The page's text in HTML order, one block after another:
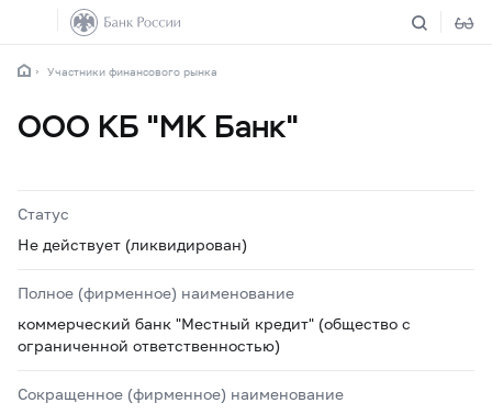
Участники финансового рынка
ООО КБ "МК Банк"
Статус
Не действует (ликвидирован)
Полное (фирменное) наименование
коммерческий банк "Местный кредит" (общество с
ограниченной ответственностью)
Сокращенное (фирменное) наименование